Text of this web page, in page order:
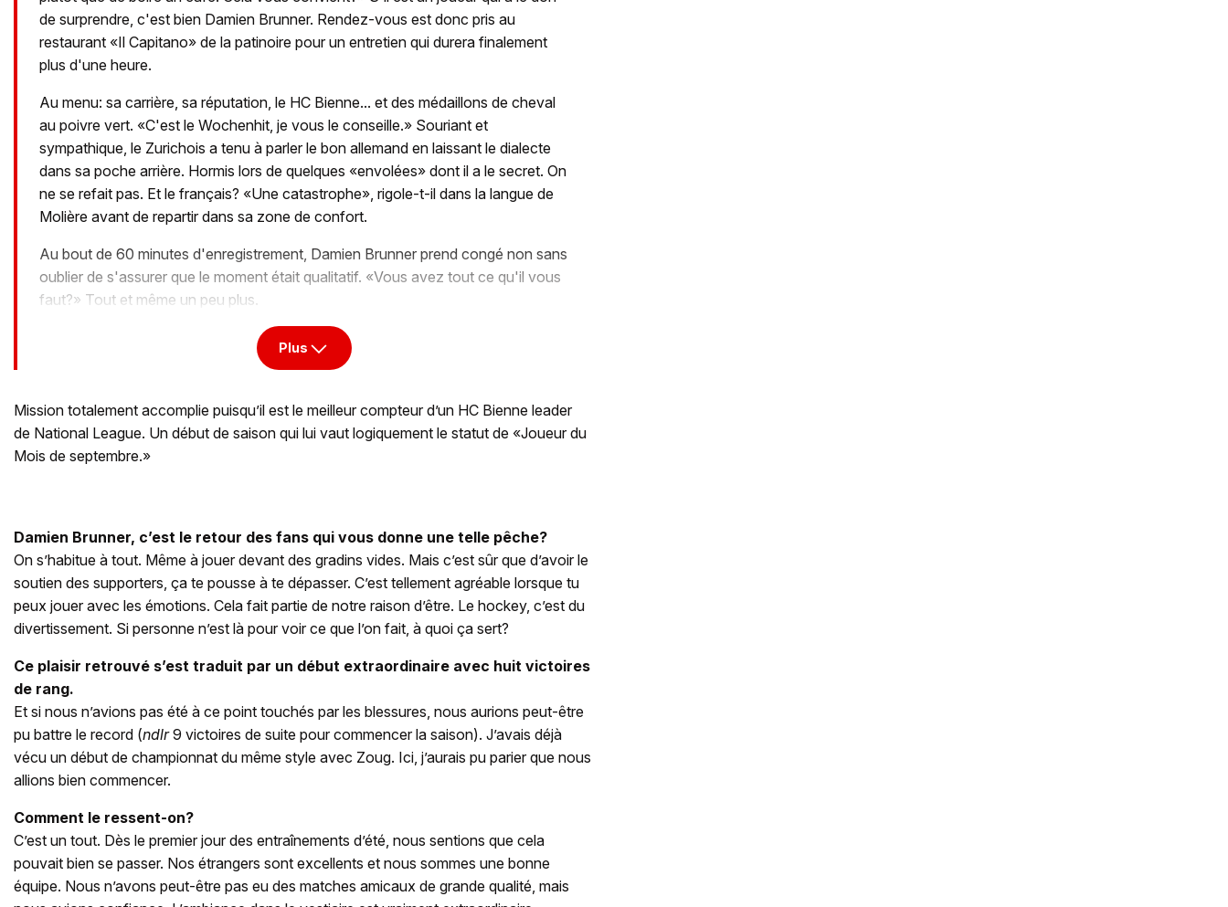
de surprendre, c'est bien Damien Brunner. Rendez-vous est donc pris au
restaurant «Il Capitano» de la patinoire pour un entretien qui durera finalement
plus d'une heure.
Au menu: sa carrière, sa réputation, le HC Bienne... et des médaillons de cheval
au poivre vert. «C'est le Wochenhit, je vous le conseille.» Souriant et
sympathique, le Zurichois a tenu à parler le bon allemand en laissant le dialecte
dans sa poche arrière. Hormis lors de quelques «envolées» dont il a le secret. On
ne se refait pas. Et le français? «Une catastrophe», rigole-t-il dans la langue de
Molière avant de repartir dans sa zone de confort.
Au bout de 60 minutes d'enregistrement, Damien Brunner prend congé non sans
oublier de s'assurer que le moment était qualitatif. «Vous avez tout ce qu'il vous
faut?» Tout et même un peu plus.
Plus
Mission totalement accomplie puisqu’il est le meilleur compteur d’un HC Bienne leader
de National League. Un début de saison qui lui vaut logiquement le statut de «Joueur du
Mois de septembre.»
Damien Brunner, c’est le retour des fans qui vous donne une telle pêche?
On s’habitue à tout. Même à jouer devant des gradins vides. Mais c’est sûr que d’avoir le
soutien des supporters, ça te pousse à te dépasser. C’est tellement agréable lorsque tu
peux jouer avec les émotions. Cela fait partie de notre raison d’être. Le hockey, c’est du
divertissement. Si personne n’est là pour voir ce que l’on fait, à quoi ça sert?
Ce plaisir retrouvé s’est traduit par un début extraordinaire avec huit victoires
de rang.
Et si nous n’avions pas été à ce point touchés par les blessures, nous aurions peut-être
pu battre le record (ndlr9 victoires de suite pour commencer la saison). J’avais déjà
vécu un début de championnat du même style avec Zoug. Ici, j’aurais pu parier que nous
allions bien commencer.
Comment le ressent-on?
C’est un tout. Dès le premier jour des entraînements d’été, nous sentions que cela
pouvait bien se passer. Nos étrangers sont excellents et nous sommes une bonne
équipe. Nous n’avons peut-être pas eu des matches amicaux de grande qualité, mais